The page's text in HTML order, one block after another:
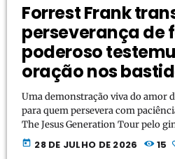
Forrest Frank
perseverança de
poderoso
oração nos
Uma demonstração viva do amor
para quem persevera com
The Jesus Generation Tour pelo
Center. O cantor e compositor
Frank, um dos maiores expoentes
today 28 DE JULHO DE 2026 15